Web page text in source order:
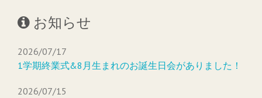
お知らせ
2026/07/17
1学期終業式&8月生まれのお誕生日会がありました！
2026/07/15